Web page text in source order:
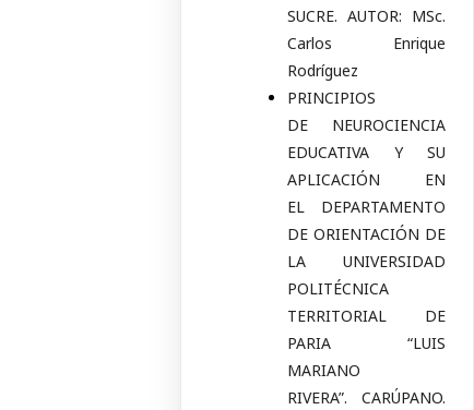
SUCRE. AUTOR: MSc.
Carlos Enrique
Rodríguez
PRINCIPIOS
DE NEUROCIENCIA
EDUCATIVA Y SU
APLICACIÓN EN
EL DEPARTAMENTO
DE ORIENTACIÓN DE
LA UNIVERSIDAD
POLITÉCNICA
TERRITORIAL DE
PARIA “LUIS
MARIANO
RIVERA”. CARÚPANO.